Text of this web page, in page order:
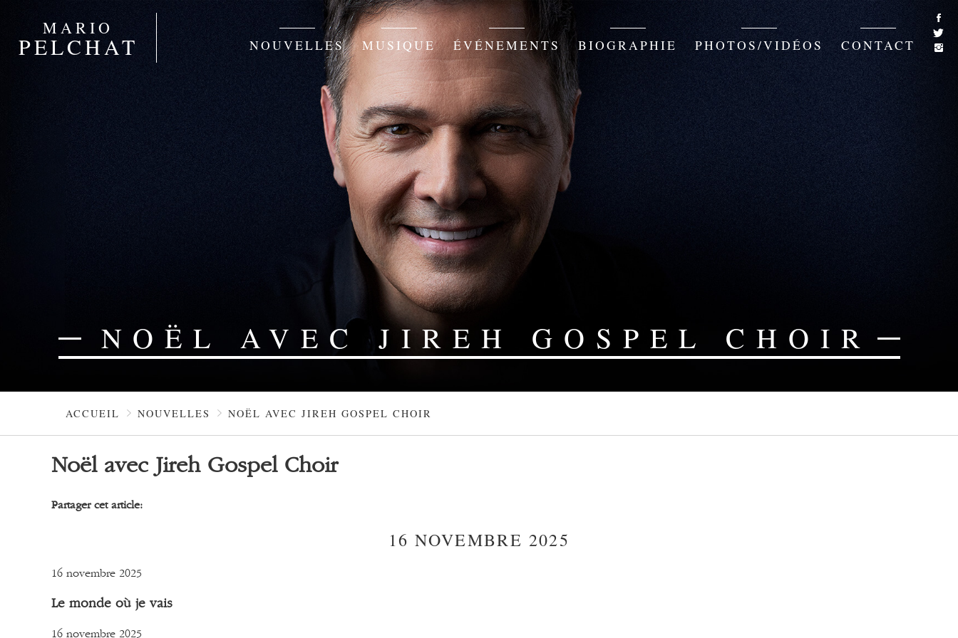
MARIO
PELCHAT NOUVELLES MUSIQUE ÉVÉNEMENTS BIOGRAPHIE PHOTOS/VIDÉOS CONTACT
NOËL AVEC JIREH GOSPEL CHOIR
ACCUEIL NOUVELLES NOËL AVEC JIREH GOSPEL CHOIR
Noël avec Jireh Gospel Choir
Partager cet article:
16 NOVEMBRE 2025
16 novembre 2025
Le monde où je vais
16 novembre 2025